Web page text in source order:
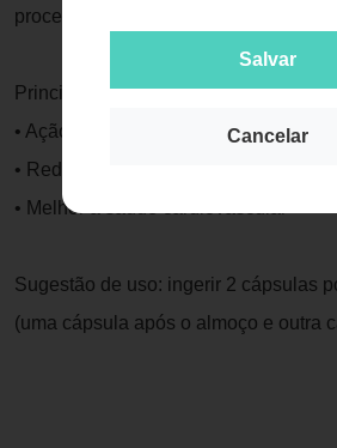
Salvar
Cancelar
procedência do óleo de peixe.
Principais benefícios
• Ação anti-inflamatória
• Reduz triglicerídeos*
• Melhor a saúde cardiovascular
Sugestão de uso: ingerir 2 cápsulas
(uma cápsula após o almoço e outra